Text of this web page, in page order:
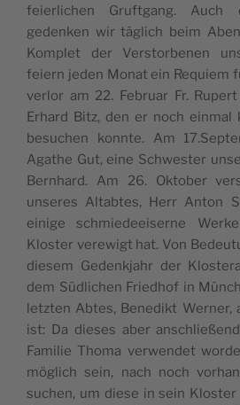
feier­lichen Gruft­gang. Auch
gedenken wir täglich beim
Kom­plet der Ver­stor­be­nen
feiern jeden Monat ein Requiem
ver­lor am 22. Feb­ru­ar Fr.
Erhard Bitz, den er noch ein­mal
besuchen kon­nte. Am
Agathe Gut, eine Schwest­er
Bern­hard. Am 26. Okto­ber
unseres Altabtes, Herr Anton
einige schmiedeeis­erne
Kloster verewigt hat. Von
diesem Gedenk­jahr der
dem Südlichen Fried­hof in
let­zten Abtes, Benedikt Wern­er,
ist: Da dieses aber
Fam­i­lie Thoma ver­wen­det
möglich sein, nach noch
suchen, um diese in sein Kloster